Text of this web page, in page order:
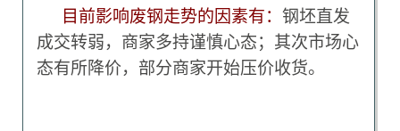
目前影响废钢走势的因素有： 钢坯直发
成交转弱，商家多持谨慎心态；其次市场心
态有所降价，部分商家开始压价收货。